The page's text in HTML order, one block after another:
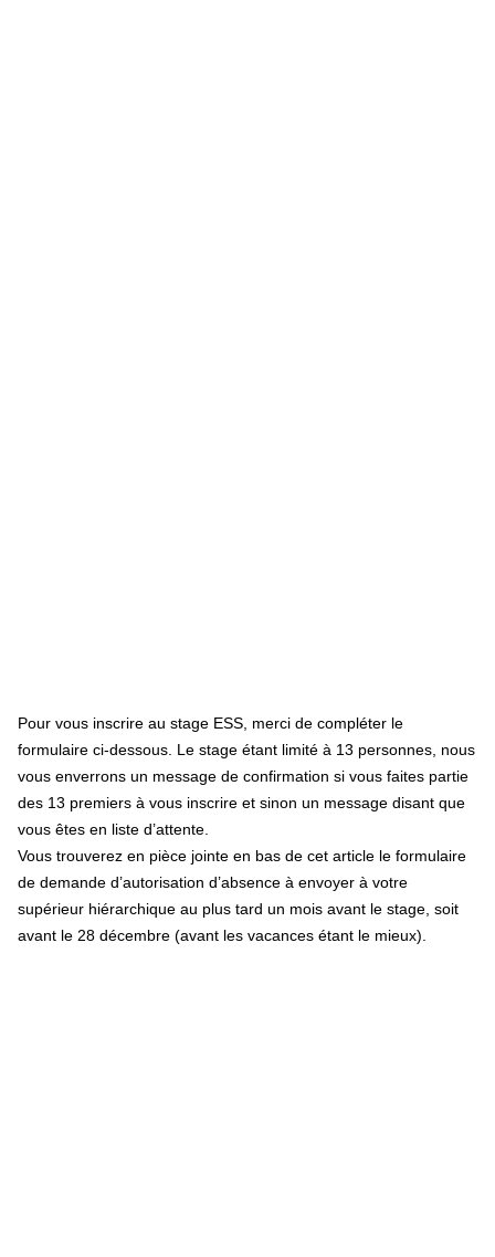
Pour vous inscrire au stage ESS, merci de compléter le
formulaire ci-dessous. Le stage étant limité à 13 personnes, nous
vous enverrons un message de confirmation si vous faites partie
des 13 premiers à vous inscrire et sinon un message disant que
vous êtes en liste d’attente.
Vous trouverez en pièce jointe en bas de cet article le formulaire
de demande d’autorisation d’absence à envoyer à votre
supérieur hiérarchique au plus tard un mois avant le stage, soit
avant le 28 décembre (avant les vacances étant le mieux).